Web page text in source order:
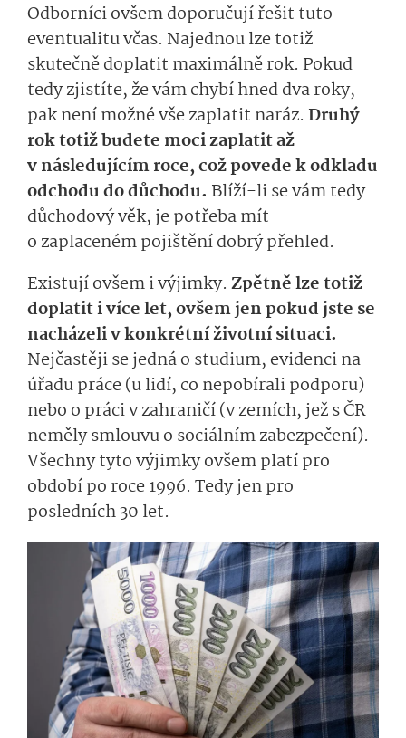
Odborníci ovšem doporučují řešit tuto
eventualitu včas. Najednou lze totiž
skutečně doplatit maximálně rok. Pokud
tedy zjistíte, že vám chybí hned dva roky,
pak není možné vše zaplatit naráz. Druhý
rok totiž budete moci zaplatit až
v následujícím roce, což povede k odkladu
odchodu do důchodu. Blíží-li se vám tedy
důchodový věk, je potřeba mít
o zaplaceném pojištění dobrý přehled.
Existují ovšem i výjimky. Zpětně lze totiž
doplatit i více let, ovšem jen pokud jste se
nacházeli v konkrétní životní situaci.
Nejčastěji se jedná o studium, evidenci na
úřadu práce (u lidí, co nepobírali podporu)
nebo o práci v zahraničí (v zemích, jež s ČR
neměly smlouvu o sociálním zabezpečení).
Všechny tyto výjimky ovšem platí pro
období po roce 1996. Tedy jen pro
posledních 30 let.